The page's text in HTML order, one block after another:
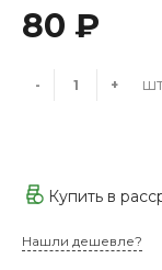
80 ₽
- +
Купить в
Нашли дешевле?